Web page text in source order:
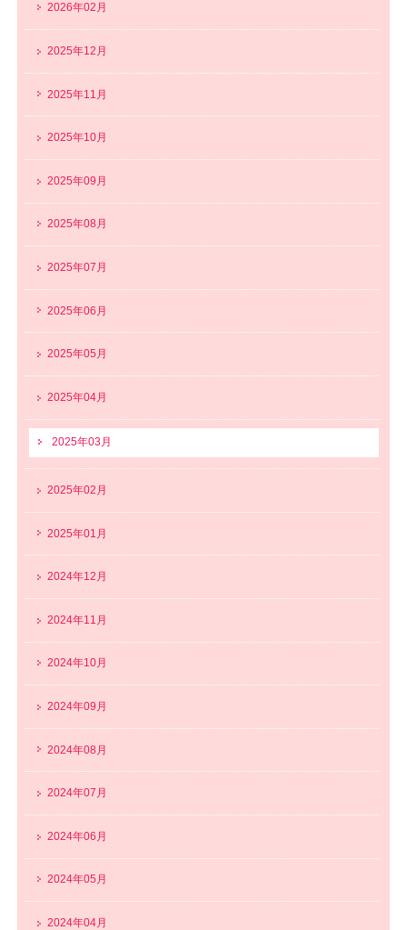
2026年02月
2025年12月
2025年11月
2025年10月
2025年09月
2025年08月
2025年07月
2025年06月
2025年05月
2025年04月
2025年03月
2025年02月
2025年01月
2024年12月
2024年11月
2024年10月
2024年09月
2024年08月
2024年07月
2024年06月
2024年05月
2024年04月